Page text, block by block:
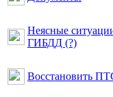
Неясные
ГИБДД (?)
Восстановить